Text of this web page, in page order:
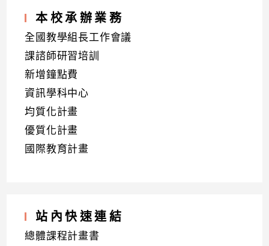
本校承辦業務
全國教學組長工作會議
課諮師研習培訓
新增鐘點費
資訊學科中心
均質化計畫
優質化計畫
國際教育計畫
站內快速連結
總體課程計畫書